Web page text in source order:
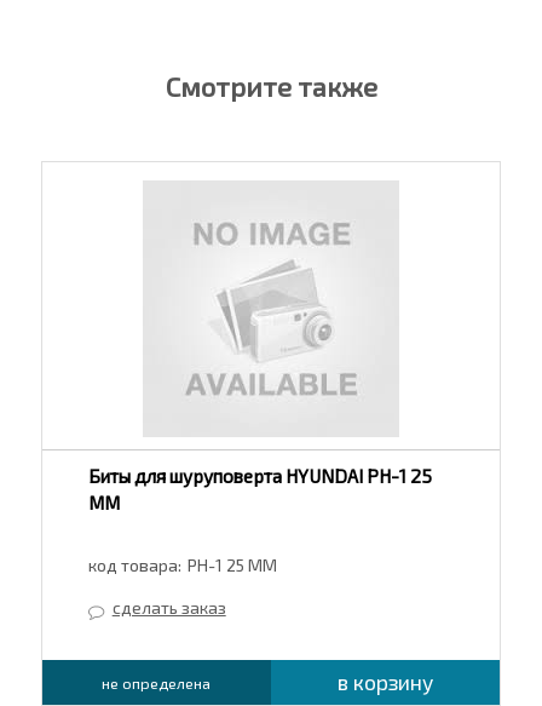
Смотрите также
Биты для шуруповерта HYUNDAI PH-1 25
ММ
код товара: PH-1 25 ММ
сделать заказ
не определена в корзину